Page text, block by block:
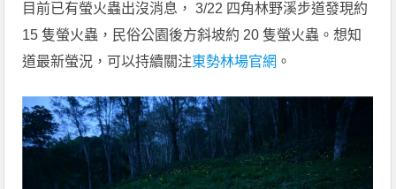
目前已有螢火蟲出沒消息， 3/22 四角林野溪步道發現約
15 隻螢火蟲，民俗公園後方斜坡約 20 隻螢火蟲。想知
道最新螢況，可以持續關注東勢林場官網 。